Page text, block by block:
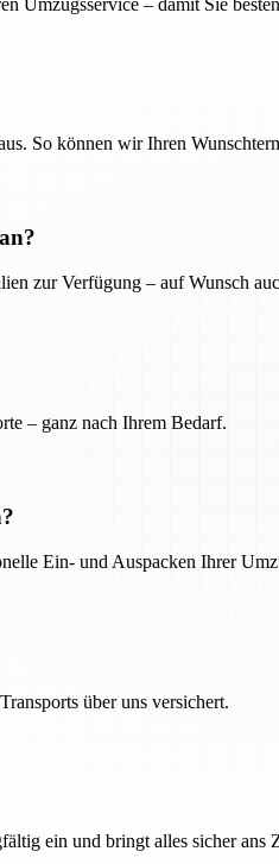
So können wir Ihren
zur Verfügung – auf Wunsch
– ganz nach Ihrem Bedarf.
Ein- und Auspacken Ihrer
über uns versichert.
ein und bringt alles sicher ans